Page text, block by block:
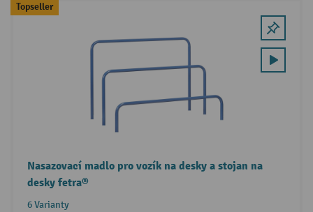
Topseller
Nasazovací madlo pro vozík na desky a stojan na
desky fetra®
6 Varianty